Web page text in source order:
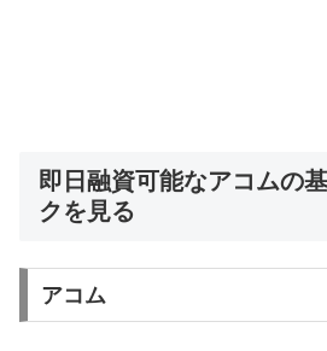
即日融資可能なアコムの
クを見る
アコム